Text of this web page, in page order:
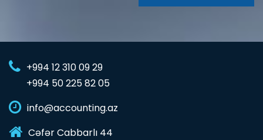
+994 12 310 09 29
+994 50 225 82 05
info@accounting.az
Cəfər Cabbarlı 44